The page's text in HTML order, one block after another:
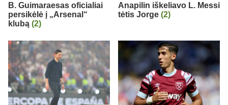
B. Guimaraesas oficialiai
persikėlė į „Arsenal“
klubą (2)
Anapilin iškeliavo L. Messi
tėtis Jorge (2)